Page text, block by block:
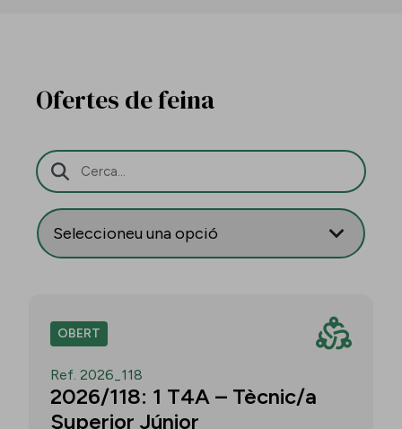
Ofertes de feina
Barra de cerca
OBERT
Ref. 2026_118
2026/118: 1 T4A – Tècnic/a
Superior Júnior